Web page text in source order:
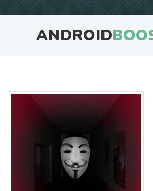
ANDROID